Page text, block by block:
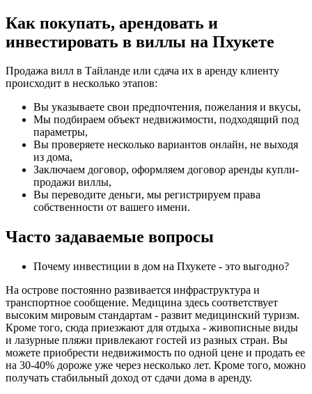
Как покупать, арендовать и
инвестировать в виллы на Пхукете
Продажа вилл в Тайланде или сдача их в аренду клиенту
происходит в несколько этапов:
Вы указываете свои предпочтения, пожелания и вкусы,
Мы подбираем объект недвижимости, подходящий под
параметры,
Вы проверяете несколько вариантов онлайн, не выходя
из дома,
Заключаем договор, оформляем договор аренды купли-
продажи виллы,
Вы переводите деньги, мы регистрируем права
собственности от вашего имени.
Часто задаваемые вопросы
Почему инвестиции в дом на Пхукете - это выгодно?
На острове постоянно развивается инфраструктура и
транспортное сообщение. Медицина здесь соответствует
высоким мировым стандартам - развит медицинский туризм.
Кроме того, сюда приезжают для отдыха - живописные виды
и лазурные пляжи привлекают гостей из разных стран. Вы
можете приобрести недвижимость по одной цене и продать ее
на 30-40% дороже уже через несколько лет. Кроме того, можно
получать стабильный доход от сдачи дома в аренду.